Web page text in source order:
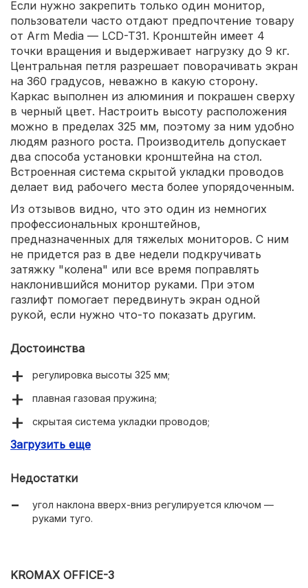
Если нужно закрепить только один монитор,
пользователи часто отдают предпочтение товару
от Arm Media — LCD-T31. Кронштейн имеет 4
точки вращения и выдерживает нагрузку до 9 кг.
Центральная петля разрешает поворачивать экран
на 360 градусов, неважно в какую сторону.
Каркас выполнен из алюминия и покрашен сверху
в черный цвет. Настроить высоту расположения
можно в пределах 325 мм, поэтому за ним удобно
людям разного роста. Производитель допускает
два способа установки кронштейна на стол.
Встроенная система скрытой укладки проводов
делает вид рабочего места более упорядоченным.
Из отзывов видно, что это один из немногих
профессиональных кронштейнов,
предназначенных для тяжелых мониторов. С ним
не придется раз в две недели подкручивать
затяжку "колена" или все время поправлять
наклонившийся монитор руками. При этом
газлифт помогает передвинуть экран одной
рукой, если нужно что-то показать другим.
Достоинства
регулировка высоты 325 мм;
плавная газовая пружина;
скрытая система укладки проводов;
выполнен из нержавеющего сплава.
Загрузить еще
Недостатки
угол наклона вверх-вниз регулируется ключом —
руками туго.
KROMAX OFFICE-3